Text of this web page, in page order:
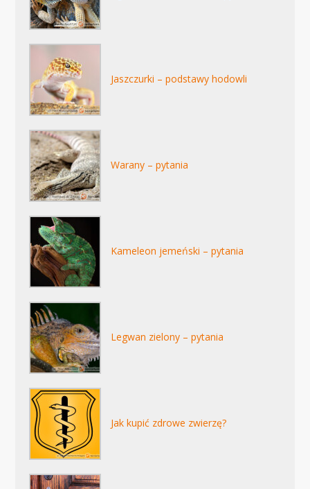
Jaszczurki – podstawy hodowli
Warany – pytania
Kameleon jemeński – pytania
Legwan zielony – pytania
Jak kupić zdrowe zwierzę?